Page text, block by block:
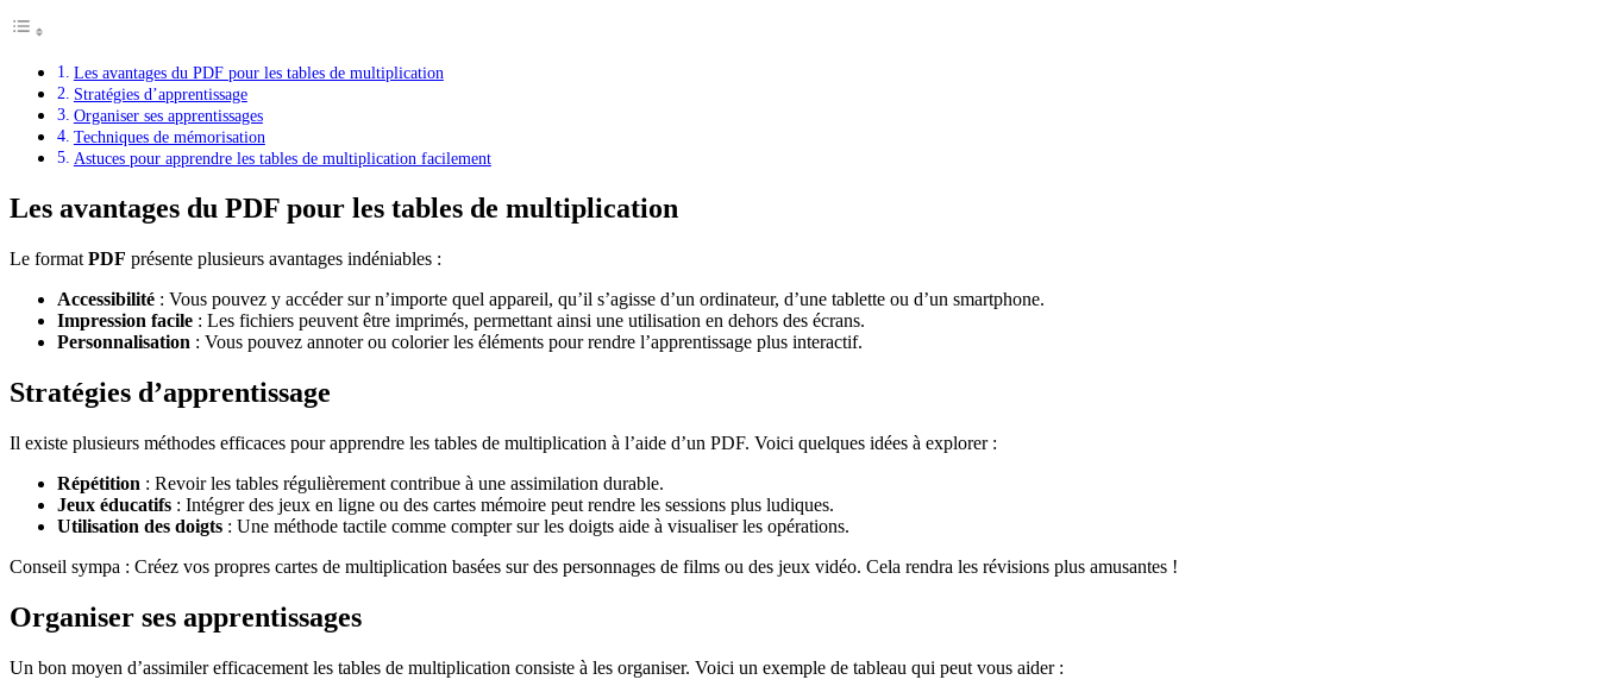
Les avantages du PDF pour les tables de multiplication
Stratégies d’apprentissage
Organiser ses apprentissages
Techniques de mémorisation
Astuces pour apprendre les tables de multiplication facilement
Les avantages du PDF pour les tables de multiplication
Le format PDF présente plusieurs avantages indéniables :
Accessibilité : Vous pouvez y accéder sur n’importe quel appareil, qu’il s’agisse d’un ordinateur, d’une tablette ou d’un smartphone.
Impression facile : Les fichiers peuvent être imprimés, permettant ainsi une utilisation en dehors des écrans.
Personnalisation : Vous pouvez annoter ou colorier les éléments pour rendre l’apprentissage plus interactif.
Stratégies d’apprentissage
Il existe plusieurs méthodes efficaces pour apprendre les tables de multiplication à l’aide d’un PDF. Voici quelques idées à explorer :
Répétition : Revoir les tables régulièrement contribue à une assimilation durable.
Jeux éducatifs : Intégrer des jeux en ligne ou des cartes mémoire peut rendre les sessions plus ludiques.
Utilisation des doigts : Une méthode tactile comme compter sur les doigts aide à visualiser les opérations.
Conseil sympa : Créez vos propres cartes de multiplication basées sur des personnages de films ou des jeux vidéo. Cela rendra les révisions plus amusantes !
Organiser ses apprentissages
Un bon moyen d’assimiler efficacement les tables de multiplication consiste à les organiser. Voici un exemple de tableau qui peut vous aider :